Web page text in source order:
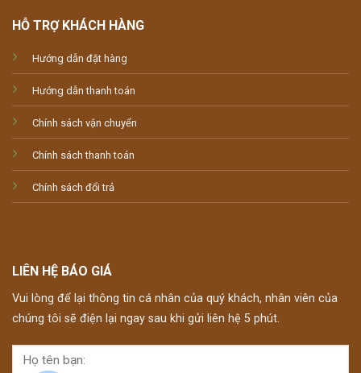
HỖ TRỢ KHÁCH HÀNG
Hướng dẫn đặt hàng
Hướng dẫn thanh toán
Chính sách vận chuyển
Chính sách thanh toán
Chính sách đổi trả
LIÊN HỆ BÁO GIÁ
Vui lòng để lại thông tin cá nhân của quý khách, nhân viên của
chúng tôi sẽ điện lại ngay sau khi gửi liên hệ 5 phút.